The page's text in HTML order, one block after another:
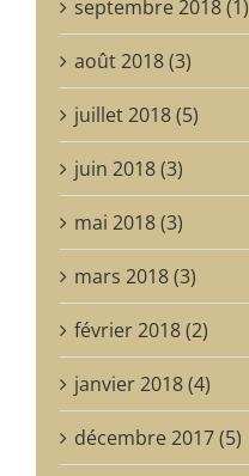
septembre 2018 (1)
août 2018 (3)
juillet 2018 (5)
juin 2018 (3)
mai 2018 (3)
mars 2018 (3)
février 2018 (2)
janvier 2018 (4)
décembre 2017 (5)